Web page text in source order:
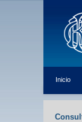
Inicio